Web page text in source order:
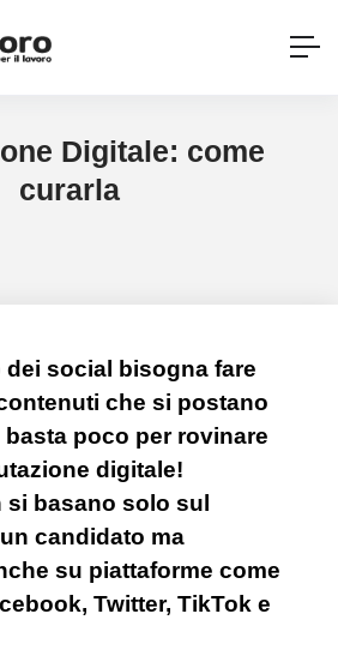
Digitale: come
curarla
social bisogna fare
che si postano
poco per rovinare
digitale!
si basano solo sul
candidato ma
su piattaforme come
Twitter, TikTok e